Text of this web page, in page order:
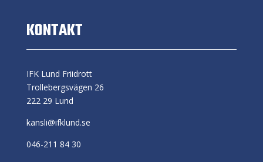
KONTAKT
IFK Lund Friidrott
Trollebergsvägen 26
222 29 Lund
kansli@ifklund.se
046-211 84 30